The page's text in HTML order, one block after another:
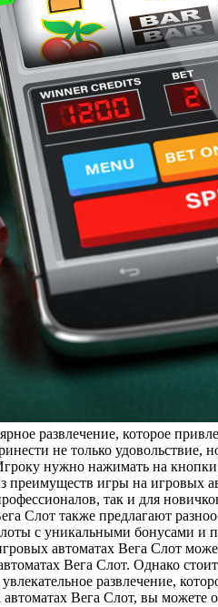
развлечение, которое
не только
нужно нажимать на
игры на игровых
так и для
Слот также предлагают
с уникальными бонусами
автоматах Вега Слот
Вега Слот. Однако
развлечение,
Вега Слот, вы можете